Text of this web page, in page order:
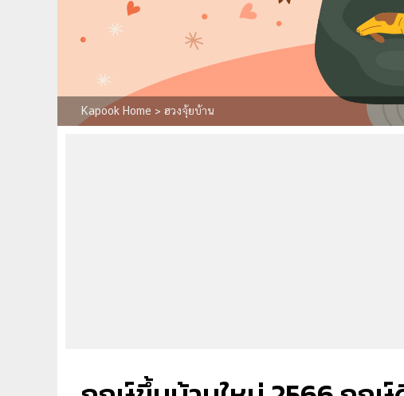
Kapook Home > ฮวงจุ้ยบ้าน